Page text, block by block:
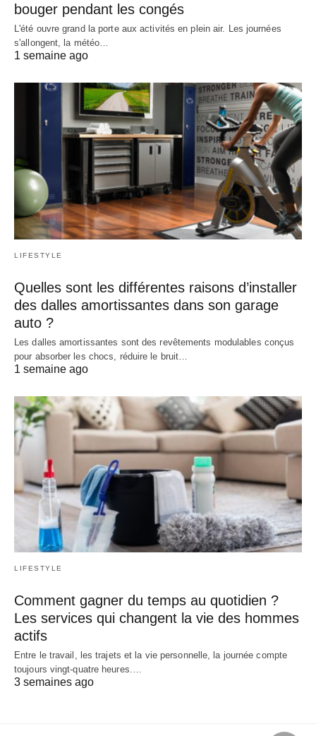
bouger pendant les congés
L'été ouvre grand la porte aux activités en plein air. Les journées
s'allongent, la météo…
1 semaine ago
LIFESTYLE
Quelles sont les différentes raisons d’installer
des dalles amortissantes dans son garage
auto ?
Les dalles amortissantes sont des revêtements modulables conçus
pour absorber les chocs, réduire le bruit…
1 semaine ago
LIFESTYLE
Comment gagner du temps au quotidien ?
Les services qui changent la vie des hommes
actifs
Entre le travail, les trajets et la vie personnelle, la journée compte
toujours vingt-quatre heures.…
3 semaines ago